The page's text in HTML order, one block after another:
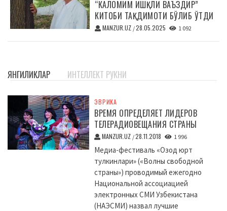
“КАЛОМИМ ИШҚЛИ ВАЪЗДИР”
КИТОБИ ТАҚДИМОТИ БЎЛИБ ЎТДИ
MANZUR.UZ /28.05.2025 1 092
ЯНГИЛИКЛАР ИНТЕЛЛЕКТ РУКНИ
ЭВРИКА
ВРЕМЯ ОПРЕДЕЛЯЕТ ЛИДЕРОВ
ТЕЛЕРАДИОВЕЩАНИЯ СТРАНЫ
MANZUR.UZ /28.11.2018 1 996
Медиа-фестиваль «Озод юрт
тулкинлари» («Волны свободной
страны») проводимый ежегодно
Национальной ассоциацией
электронных СМИ Узбекистана
(НАЭСМИ) назвал лучшие